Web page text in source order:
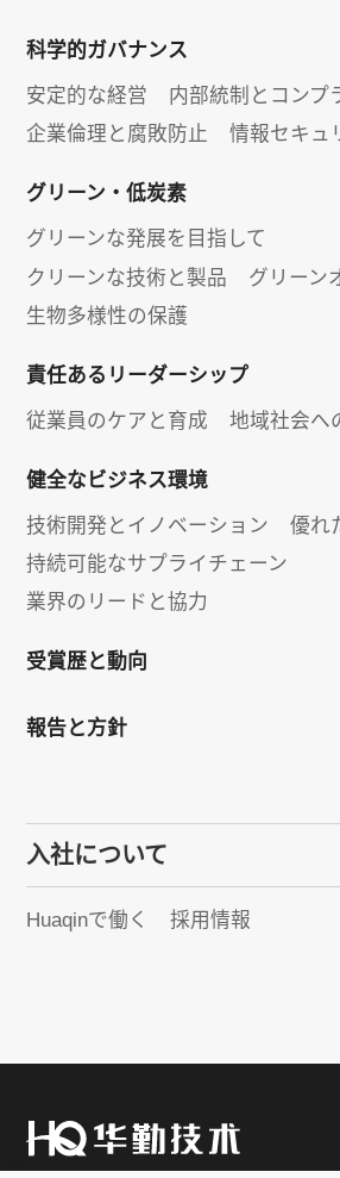
科学的ガバナンス
安定的な経営
内部統制とコンプ
企業倫理と腐敗防止
情報セキュ
グリーン・低炭素
グリーンな発展を目指して
クリーンな技術と製品
グリーン
生物多様性の保護
責任あるリーダーシップ
従業員のケアと育成 地域社会へ
健全なビジネス環境
技術開発とイノベーション
優れ
持続可能なサプライチェーン
業界のリードと協力
受賞歴と動向
報告と方針
入社について
Huaqinで働く 採用情報